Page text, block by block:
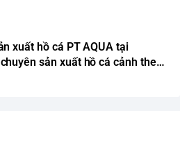
xuất hồ cá PT AQUA tại
sản xuất hồ cá cảnh theo